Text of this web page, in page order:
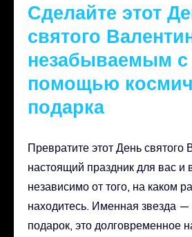
Сделайте этот
святого
незабываемым с
помощью
подарка
Превратите этот День святого
настоящий праздник для вас и
независимо от того, на каком
находитесь. Именная звезда —
подарок, это долговременное